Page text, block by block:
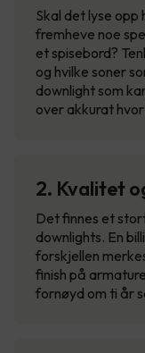
Skal det lyse opp
fremheve noe
et spisebord?
og hvilke soner
downlight som
over akkurat
2. Kvalitet
Det finnes et
downlights. En
forskjellen
finish på
fornøyd om ti år